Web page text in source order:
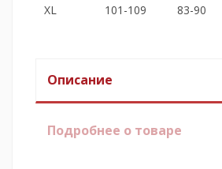
XL 101-109 83-90
Описание
Подробнее о товаре